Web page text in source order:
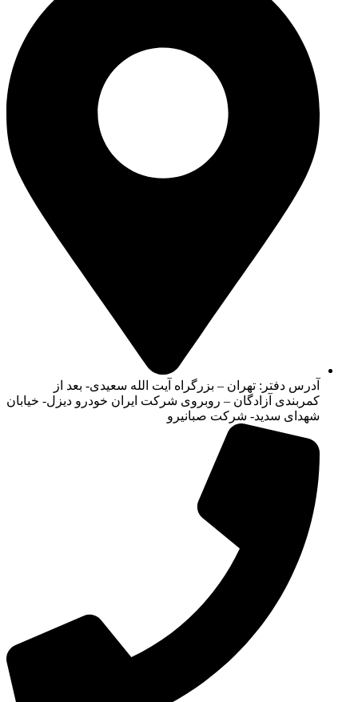
آدرس دفتر: تهران – بزرگراه آیت الله سعیدی- بعد از
کمربندی آزادگان – روبروی شرکت ایران خودرو دیزل- خیابان
شهدای سدید- شرکت صبانیرو